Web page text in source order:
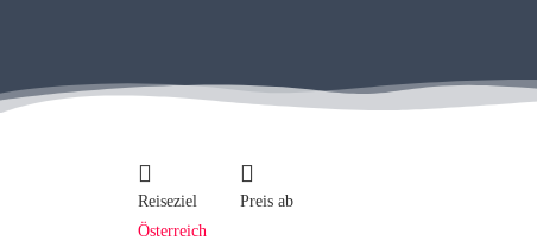
Reiseziel
Österreich
Preis ab